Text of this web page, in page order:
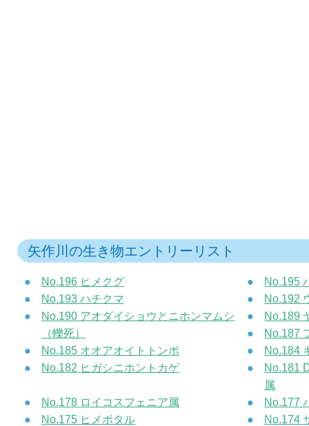
矢作川の生き物エントリーリスト
No.196 ヒメクグ
No.195
No.193 ハチクマ
No.192
No.190 アオダイショウとニホンマムシ
（轢死）
No.189
No.187
No.185 オオアオイトトンボ
No.184
No.182 ヒガシニホントカゲ
No.181
属
No.178 ロイコスフェニア属
No.177
No.175 ヒメボタル
No.174